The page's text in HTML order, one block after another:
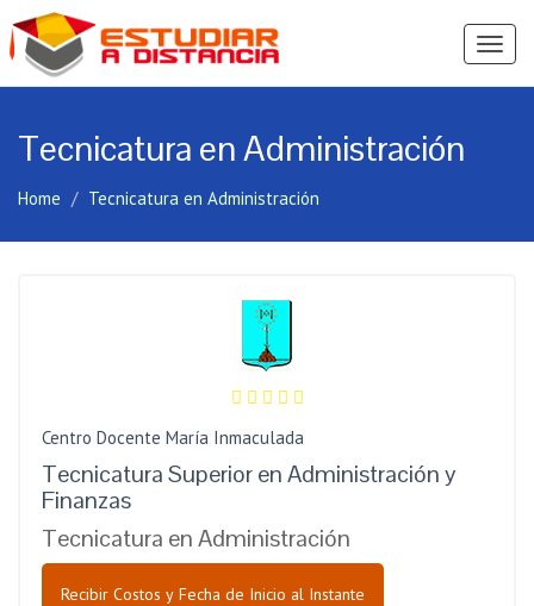
Ver
Tecnicatura en Administración
Home Tecnicatura en Administración
Centro Docente María Inmaculada
Tecnicatura Superior en Administración y
Finanzas
Tecnicatura en Administración
Recibir Costos y Fecha de Inicio al Instante